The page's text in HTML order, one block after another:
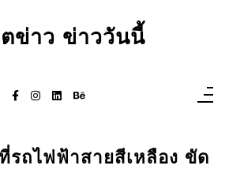
ข่าว ข่าววันนี้
รถไฟฟ้าสายสีเหลือง ขัด